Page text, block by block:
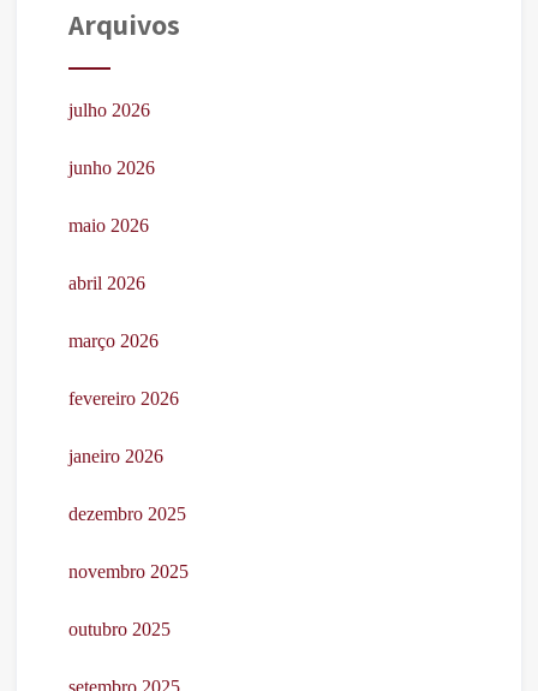
Arquivos
julho 2026
junho 2026
maio 2026
abril 2026
março 2026
fevereiro 2026
janeiro 2026
dezembro 2025
novembro 2025
outubro 2025
setembro 2025